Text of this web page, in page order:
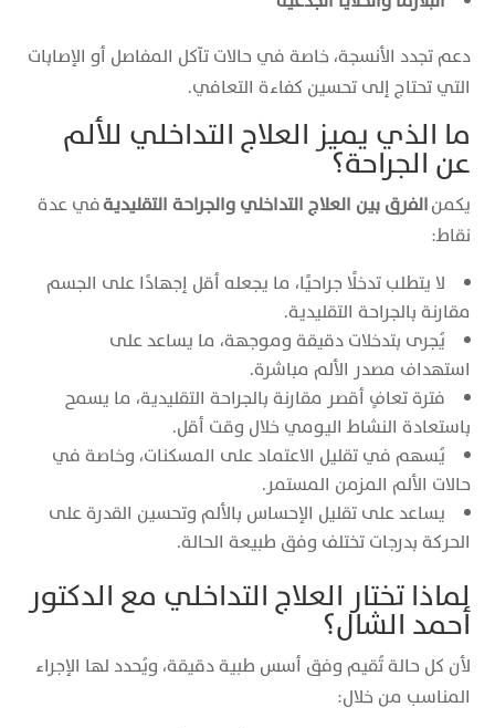
دعم تجدد الأنسجة، خاصة في حالات تآكل المفاصل أو الإصابات
التي تحتاج إلى تحسين كفاءة التعافي.
ما الذي يميز العلاج التداخلي للألم
عن الجراحة؟
يكمنالفرق بين العلاج التداخلي والجراحة التقليديةفي عدة
نقاط:
لا يتطلب تدخلًا جراحيًا، ما يجعله أقل إجهادًا على الجسم
مقارنة بالجراحة التقليدية.
يُجرى بتدخلات دقيقة وموجهة، ما يساعد على
استهداف مصدر الألم مباشرة.
فترة تعافٍ أقصر مقارنة بالجراحة التقليدية، ما يسمح
باستعادة النشاط اليومي خلال وقت أقل.
يُسهم في تقليل الاعتماد على المسكنات، وخاصة في
حالات الألم المزمن المستمر.
يساعد على تقليل الإحساس بالألم وتحسين القدرة على
الحركة بدرجات تختلف وفق طبيعة الحالة.
لماذا تختار العلاج التداخلي مع الدكتور
أحمد الشال؟
لأن كل حالة تُقيم وفق أسس طبية دقيقة، ويُحدد لها الإجراء
المناسب من خلال: